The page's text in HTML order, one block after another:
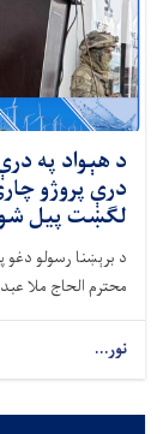
د هېواد په
درې پروژو
لګښت پیل
د برېښنا رسولو دغو
محترم الحاج ملا
نور...